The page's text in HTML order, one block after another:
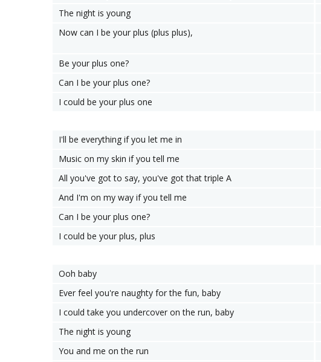
The night is young
Now can I be your plus (plus plus),
Be your plus one?
Can I be your plus one?
I could be your plus one
I'll be everything if you let me in
Music on my skin if you tell me
All you've got to say, you've got that triple A
And I'm on my way if you tell me
Can I be your plus one?
I could be your plus, plus
Ooh baby
Ever feel you're naughty for the fun, baby
I could take you undercover on the run, baby
The night is young
You and me on the run